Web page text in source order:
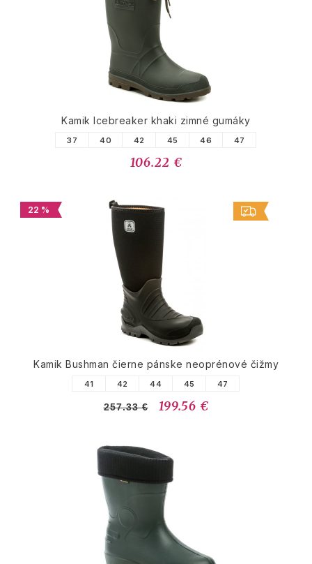
Kamik Icebreaker khaki zimné gumáky
37 40 42 45 46 47
106.22 €
22 %
Kamik Bushman čierne pánske neoprénové čižmy
41 42 44 45 47
257.33 € 199.56 €